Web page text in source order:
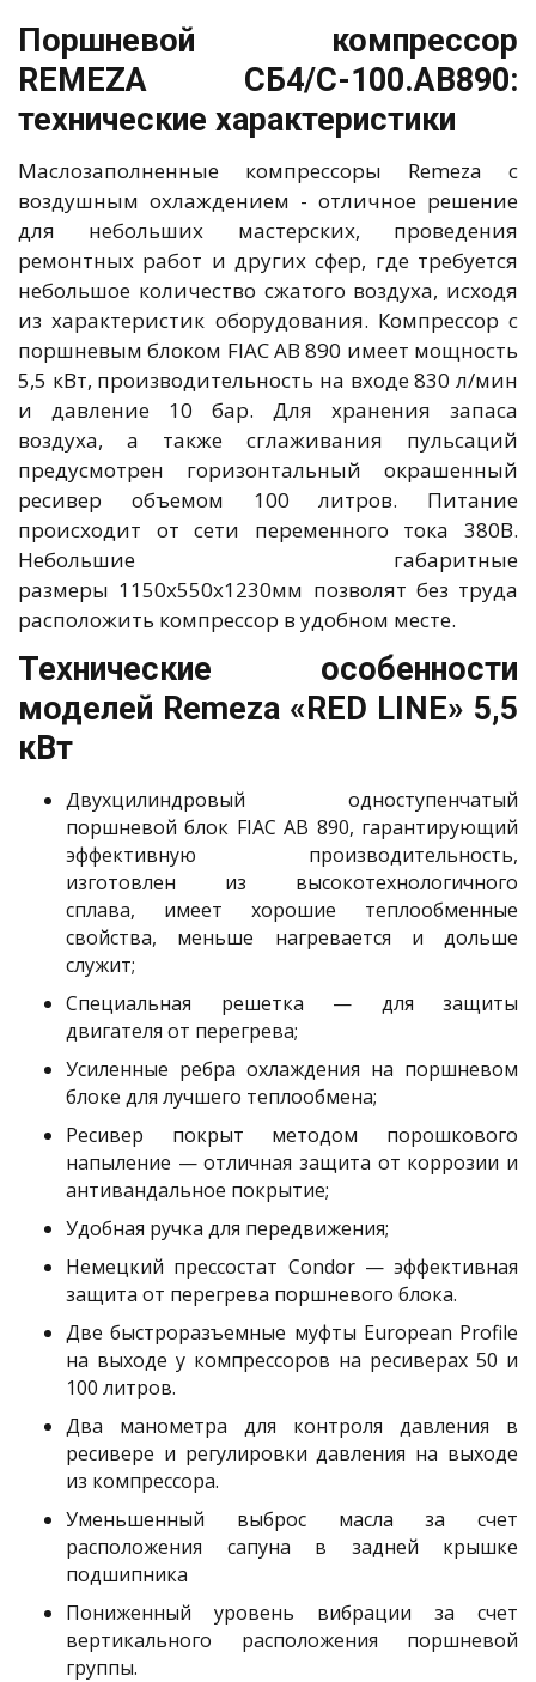
Поршневой компрессор
REMEZA СБ4/С-100.АВ890:
технические характеристики
Маслозаполненные компрессоры Remeza с
воздушным охлаждением - отличное решение
для небольших мастерских, проведения
ремонтных работ и других сфер, где требуется
небольшое количество сжатого воздуха, исходя
из характеристик оборудования. Компрессор с
поршневым блоком FIAC AB 890 имеет мощность
5,5 кВт, производительность на входе 830 л/мин
и давление 10 бар. Для хранения запаса
воздуха, а также сглаживания пульсаций
предусмотрен горизонтальный окрашенный
ресивер объемом 100 литров. Питание
происходит от сети переменного тока 380В.
Небольшие габаритные
размеры 1150x550x1230мм позволят без труда
расположить компрессор в удобном месте.
Технические особенности
моделей Remeza «RED LINE» 5,5
кВт
Двухцилиндровый одноступенчатый
поршневой блок FIAC AB 890, гарантирующий
эффективную производительность,
изготовлен из высокотехнологичного
сплава, имеет хорошие теплообменные
свойства, меньше нагревается и дольше
служит;
Специальная решетка — для защиты
двигателя от перегрева;
Усиленные ребра охлаждения на поршневом
блоке для лучшего теплообмена;
Ресивер покрыт методом порошкового
напыление — отличная защита от коррозии и
антивандальное покрытие;
Удобная ручка для передвижения;
Немецкий прессостат Condor — эффективная
защита от перегрева поршневого блока.
Две быстроразъемные муфты European Profile
на выходе у компрессоров на ресиверах 50 и
100 литров.
Два манометра для контроля давления в
ресивере и регулировки давления на выходе
из компрессора.
Уменьшенный выброс масла за счет
расположения сапуна в задней крышке
подшипника
Пониженный уровень вибрации за счет
вертикального расположения поршневой
группы.